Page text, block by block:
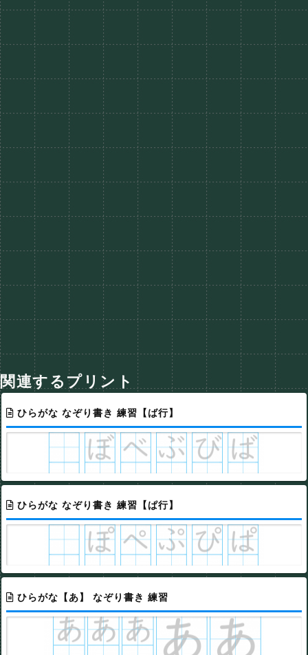
関連するプリント
ひらがな なぞり書き 練習【ば行】
ひらがな なぞり書き 練習【ぱ行】
ひらがな【あ】 なぞり書き 練習